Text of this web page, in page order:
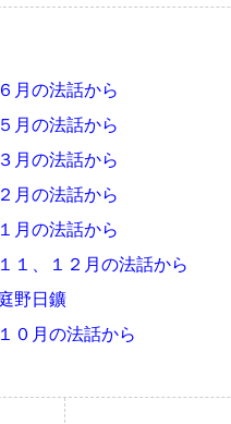
の法話から
の法話から
の法話から
の法話から
の法話から
、１２月の法話から
野日鑛
月の法話から